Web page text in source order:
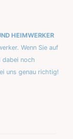
HEIMWERKER
Wenn Sie auf
dabei noch
uns genau richtig!